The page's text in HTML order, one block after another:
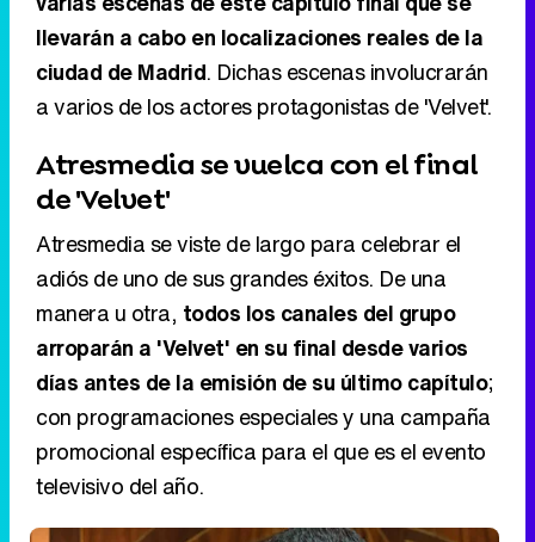
llevarán a cabo en localizaciones reales de la
ciudad de Madrid. Dichas escenas involucrarán
a varios de los actores protagonistas de 'Velvet'.
Atresmedia se vuelca con el final
de 'Velvet'
Atresmedia se viste de largo para celebrar el
adiós de uno de sus grandes éxitos. De una
manera u otra, todos los canales del grupo
arroparán a 'Velvet' en su final desde varios
días antes de la emisión de su último capítulo;
con programaciones especiales y una campaña
promocional específica para el que es el evento
televisivo del año.